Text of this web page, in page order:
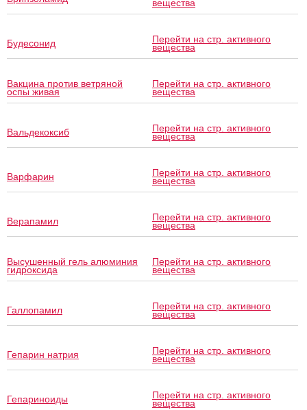
вещества
Будесонид Перейти на стр. активного
вещества
Вакцина против ветряной
оспы живая
Перейти на стр. активного
вещества
Вальдекоксиб Перейти на стр. активного
вещества
Варфарин Перейти на стр. активного
вещества
Верапамил Перейти на стр. активного
вещества
Высушенный гель алюминия
гидроксида
Перейти на стр. активного
вещества
Галлопамил Перейти на стр. активного
вещества
Гепарин натрия Перейти на стр. активного
вещества
Гепариноиды Перейти на стр. активного
вещества